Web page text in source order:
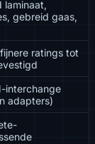
laminaat,
gebreid gaas,
ratings tot
interchange
adapters)